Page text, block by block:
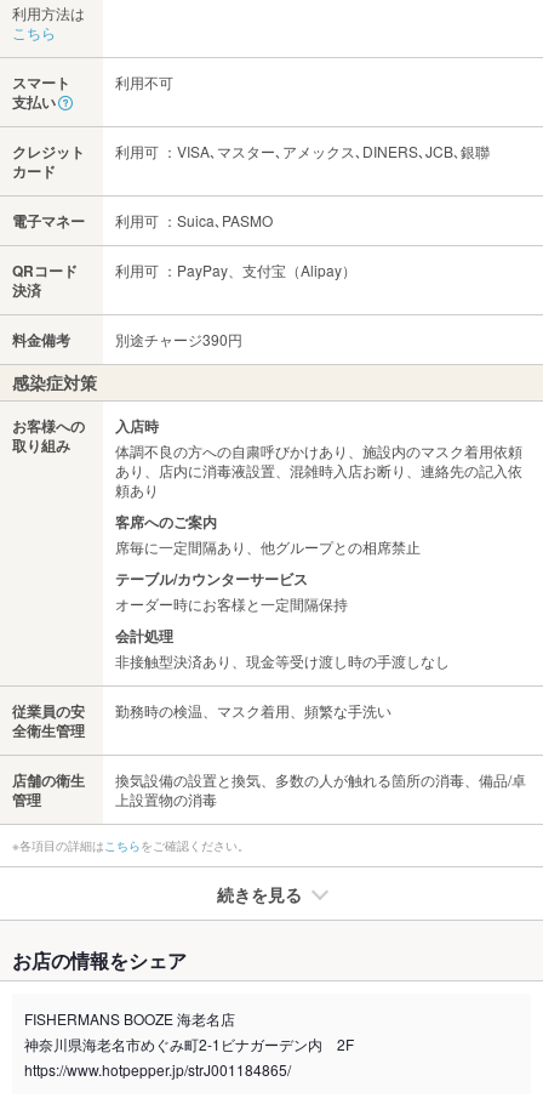
利用方法は
こちら
スマート
支払い
利用不可
クレジット
カード
利用可 ：VISA､マスター､アメックス､DINERS､JCB､銀聯
電子マネー 利用可 ：Suica､PASMO
QRコード
決済
利用可 ：PayPay、支付宝（Alipay）
料金備考 別途チャージ390円
感染症対策
お客様への
取り組み
入店時
体調不良の方への自粛呼びかけあり、施設内のマスク着用依頼
あり、店内に消毒液設置、混雑時入店お断り、連絡先の記入依
頼あり
客席へのご案内
席毎に一定間隔あり、他グループとの相席禁止
テーブル/カウンターサービス
オーダー時にお客様と一定間隔保持
会計処理
非接触型決済あり、現金等受け渡し時の手渡しなし
従業員の安
全衛生管理
勤務時の検温、マスク着用、頻繁な手洗い
店舗の衛生
管理
換気設備の設置と換気、多数の人が触れる箇所の消毒、備品/卓
上設置物の消毒
※各項目の詳細はこちらをご確認ください。
続きを見る
禁煙・喫煙
全席禁煙
喫煙専用室 あり
お店の情報をシェア
FISHERMANS BOOZE 海老名店
神奈川県海老名市めぐみ町2-1ビナガーデン内 2F
https://www.hotpepper.jp/strJ001184865/